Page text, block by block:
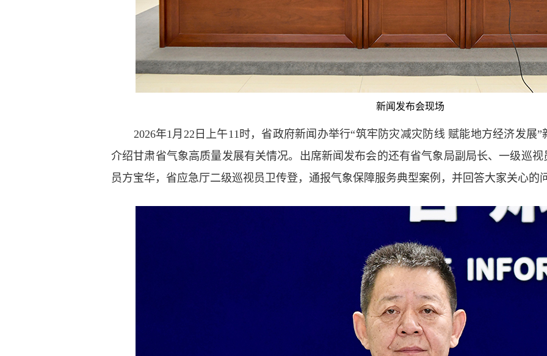
新闻发布会现场
2026年1月22日上午11时，省政府新闻办举行“筑牢防灾减灾防线 赋能地方经济发展”
介绍甘肃省气象高质量发展有关情况。出席新闻发布会的还有省气象局副局长、一级巡
员方宝华，省应急厅二级巡视员卫传登，通报气象保障服务典型案例，并回答大家关心的